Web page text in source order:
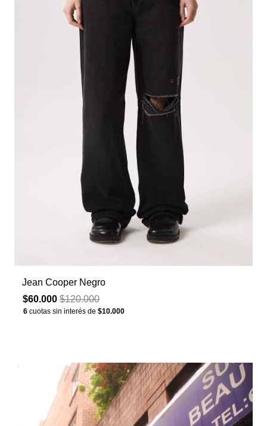
Jean Cooper Negro
$60.000 $120.000
6 cuotas sin interés de $10.000